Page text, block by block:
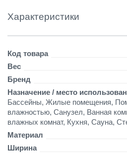
в
я
ю
к
с
(
0
,
0
4
*
2
Характеристики
Детали
Код товара
Вес
Бренд
Назначение / место
Бассейны, Жилые помещения,
влажностью, Санузел, Ванная
влажных комнат, Кухня, Сауна,
Материал
Ширина